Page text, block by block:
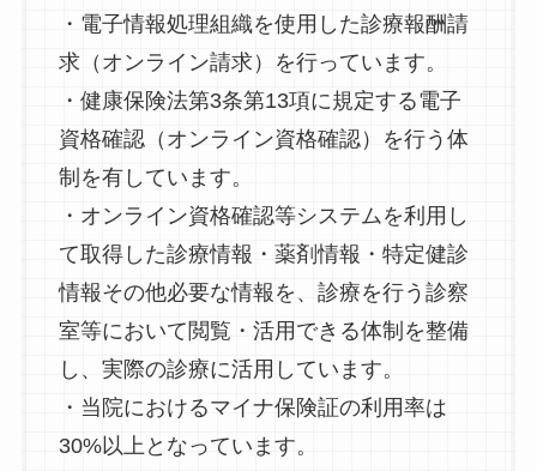
・電子情報処理組織を使用した診療報酬請
求（オンライン請求）を行っています。
・健康保険法第3条第13項に規定する電子
資格確認（オンライン資格確認）を行う体
制を有しています。
・オンライン資格確認等システムを利用し
て取得した診療情報・薬剤情報・特定健診
情報その他必要な情報を、診療を行う診察
室等において閲覧・活用できる体制を整備
し、実際の診療に活用しています。
・当院におけるマイナ保険証の利用率は
30%以上となっています。